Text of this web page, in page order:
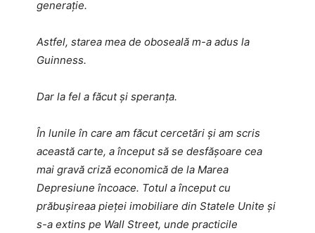
generație.
Astfel, starea mea de oboseală m-a adus la
Guinness.
Dar la fel a făcut și speranța.
În lunile în care am făcut cercetări și am scris
această carte, a început să se desfășoare cea
mai gravă criză economică de la Marea
Depresiune încoace. Totul a început cu
prăbușireaa pieței imobiliare din Statele Unite și
s-a extins pe Wall Street, unde practicile